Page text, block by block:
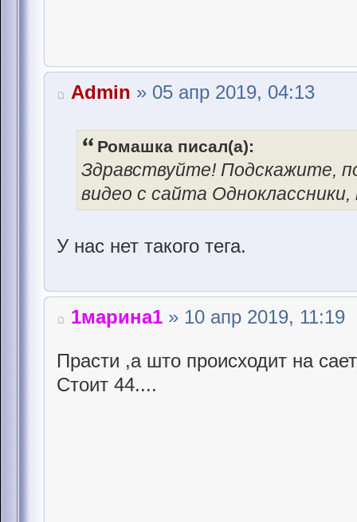
Admin » 05 апр 2019, 04:13
Ромашка писал(а):
Здравствуйте! Подскажите,
видео с сайта
У нас нет такого тега.
1марина1 » 10 апр 2019, 11:19
Прасти ,а што происходит на
Стоит 44....